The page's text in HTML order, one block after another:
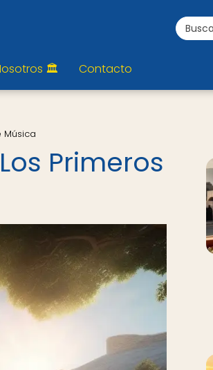
🏛️ Contacto
Música
Primeros